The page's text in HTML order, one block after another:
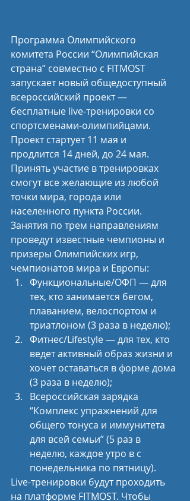
Программа Олимпийского
комитета России “Олимпийская
страна” совместно с FITMOST
запускает новый общедоступный
всероссийский проект —
бесплатные live-тренировки со
спортсменами-олимпийцами.
Проект стартует 11 мая и
продлится 14 дней, до 24 мая.
Принять участие в тренировках
смогут все желающие из любой
точки мира, города или
населенного пункта России.
Занятия по трем направлениям
проведут известные чемпионы и
призеры Олимпийских игр,
чемпионатов мира и Европы:
Функциональные/ОФП — для
тех, кто занимается бегом,
плаванием, велоспортом и
триатлоном (3 раза в неделю);
Фитнес/Lifestyle — для тех, кто
ведет активный образ жизни и
хочет оставаться в форме дома
(3 раза в неделю);
Всероссийская зарядка
“Комплекс упражнений для
общего тонуса и иммунитета
для всей семьи” (5 раз в
неделю, каждое утро в с
понедельника по пятницу).
Live-тренировки будут проходить
на платформе FITMOST. Чтобы